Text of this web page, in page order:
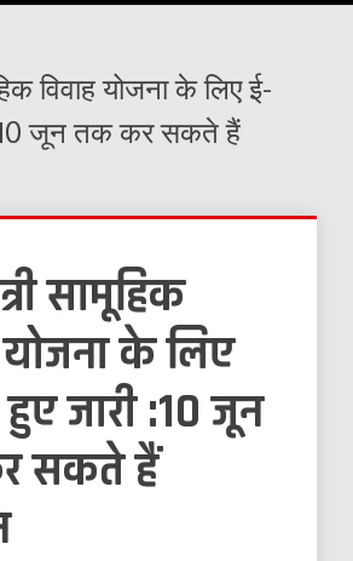
विवाह योजना के लिए ई-
जून तक कर सकते हैं
सामूहिक
योजना के लिए
जारी :10 जून
सकते हैं